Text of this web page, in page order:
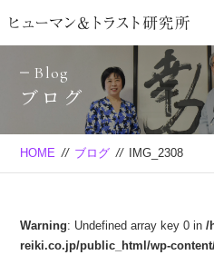
Blog
ブログ
HOME // ブログ // IMG_2308
Warning: Undefined array key 0 in/
reiki.co.jp/public_html/wp-